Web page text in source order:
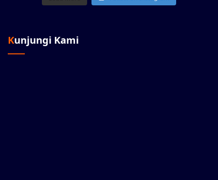
Kunjungi Kami